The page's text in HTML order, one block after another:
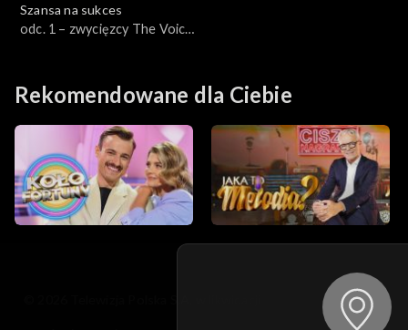
Szansa na sukces
odc. 1 – zwycięzcy The Voice
Rekomendowane dla Ciebie